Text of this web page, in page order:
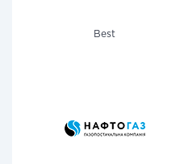
Best